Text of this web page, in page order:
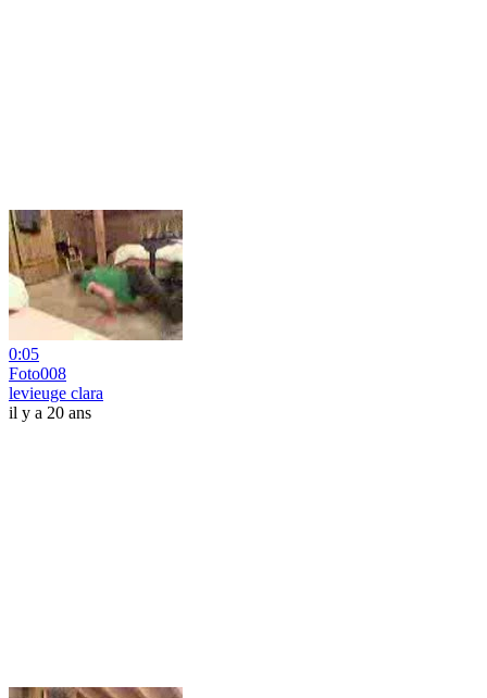
0:05
Foto008
levieuge clara
il y a 20 ans